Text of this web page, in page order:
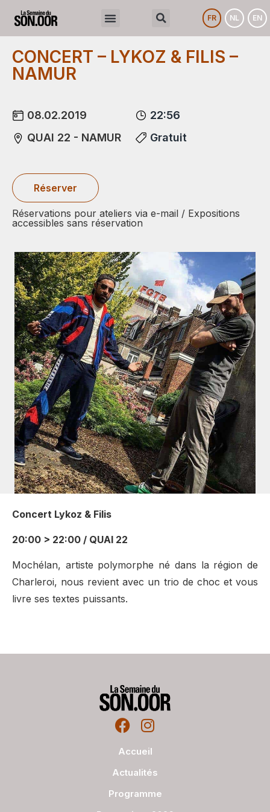
FR NL EN
CONCERT – LYKOZ & FILIS –
NAMUR
08.02.2019
QUAI 22 - NAMUR
22:56
Gratuit
Réserver
Réservations pour ateliers via e-mail / Expositions
accessibles sans réservation
Concert Lykoz & Filis
20:00 > 22:00 / QUAI 22
Mochélan, artiste polymorphe né dans la région de
Charleroi, nous revient avec un trio de choc et vous
livre ses textes puissants.
Accueil
Actualités
Programme